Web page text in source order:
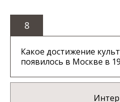
8
Какое достижение
появилось в Москве в